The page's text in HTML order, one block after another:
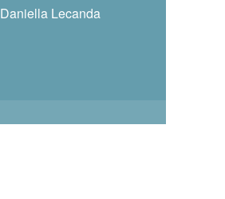
Daniella Lecanda